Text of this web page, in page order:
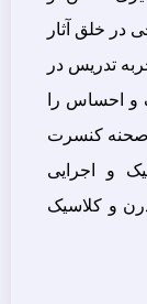
در خلق آثار
تدریس در
و احساس را
صحنه کنسرت
و اجرایی
و کلاسیک